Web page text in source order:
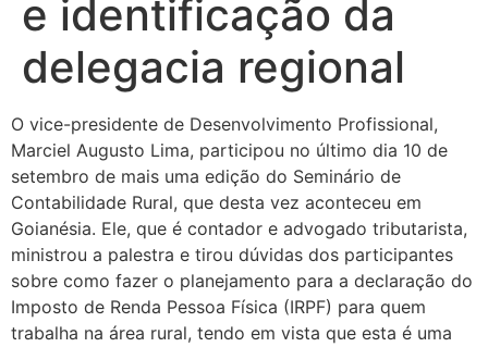
e identificação da
delegacia regional
O vice-presidente de Desenvolvimento Profissional,
Marciel Augusto Lima, participou no último dia 10 de
setembro de mais uma edição do Seminário de
Contabilidade Rural, que desta vez aconteceu em
Goianésia. Ele, que é contador e advogado tributarista,
ministrou a palestra e tirou dúvidas dos participantes
sobre como fazer o planejamento para a declaração do
Imposto de Renda Pessoa Física (IRPF) para quem
trabalha na área rural, tendo em vista que esta é uma